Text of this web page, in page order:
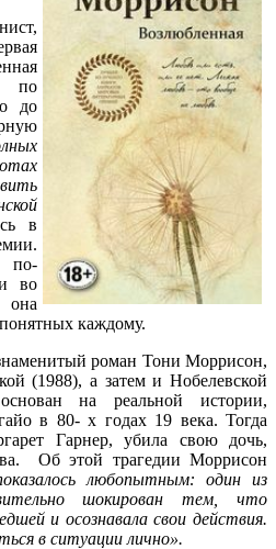
по
до
в
по-
во
каждому.
роман Тони Моррисон,
(1988), а затем и Нобелевской
на реальной истории,
в 80- х годах 19 века. Тогда
Гарнер, убила свою дочь,
Об этой трагедии Моррисон
любопытным: один из
шокирован тем, что
и осознавала свои действия.
в ситуации лично».